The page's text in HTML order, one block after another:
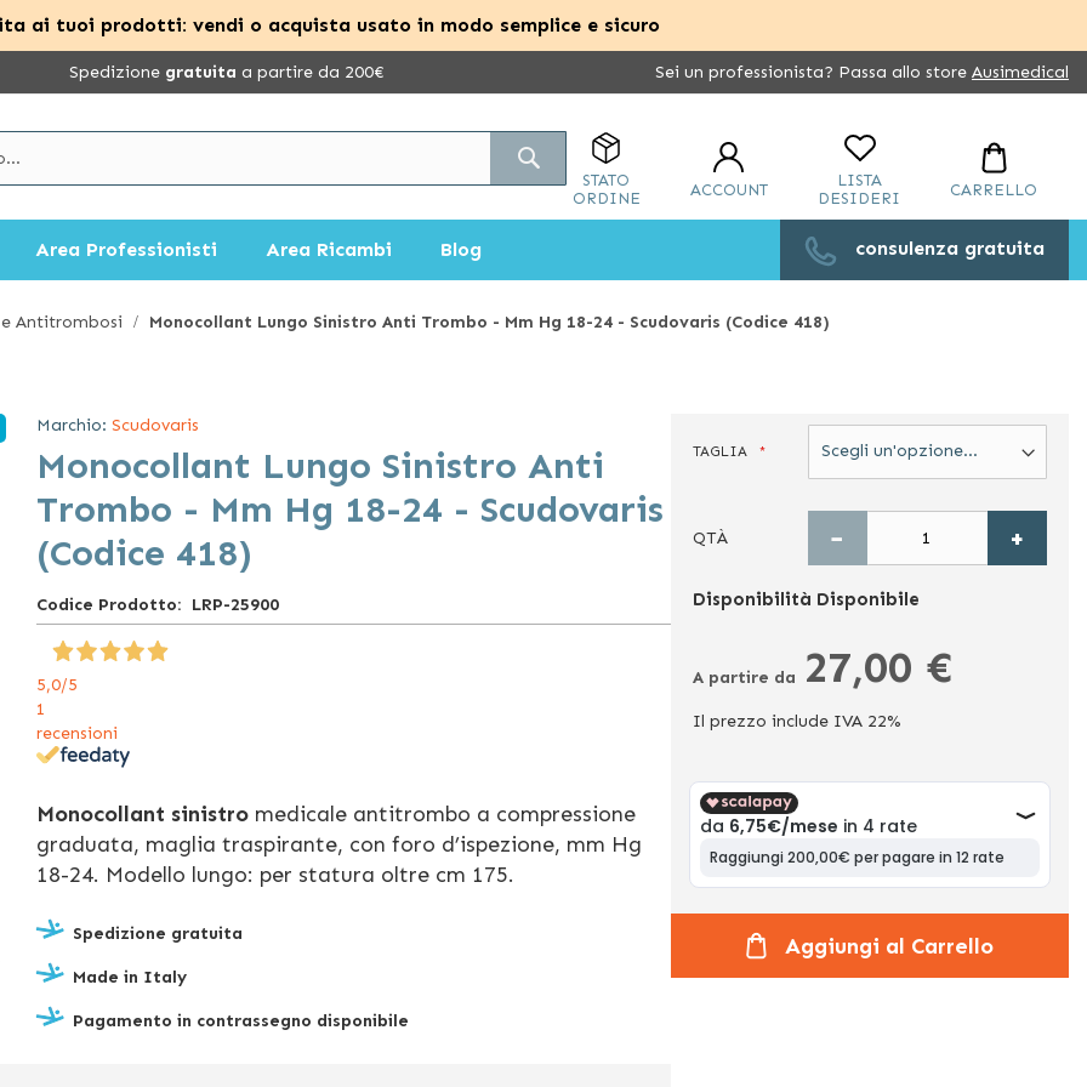
ai tuoi prodotti: vendi o acquista usato in modo semplice e sicuro
Spedizione gratuita a partire da 200€ Sei un professionista? Passa allo store Ausimedical
STATO
ORDINE
ACCOUNT
LISTA
DESIDERI
CARRELLO
Area Professionisti Area Ricambi Blog consulenza gratuita
Antitrombosi Monocollant Lungo Sinistro Anti Trombo - Mm Hg 18-24 - Scudovaris (Codice 418)
Marchio: Scudovaris
Monocollant Lungo Sinistro Anti
Trombo - Mm Hg 18-24 - Scudovaris
(Codice 418)
Codice Prodotto LRP-25900
5,0/5
1
recensioni
Monocollant sinistro medicale antitrombo a compressione
graduata, maglia traspirante, con foro d’ispezione, mm Hg
18-24. Modello lungo: per statura oltre cm 175.
Spedizione gratuita
Made in Italy
Pagamento in contrassegno disponibile
TAGLIA
QTÀ − +
Disponibilità Disponibile
A partire da 27,00 €
Il prezzo include IVA 22%
Aggiungi al Carrello